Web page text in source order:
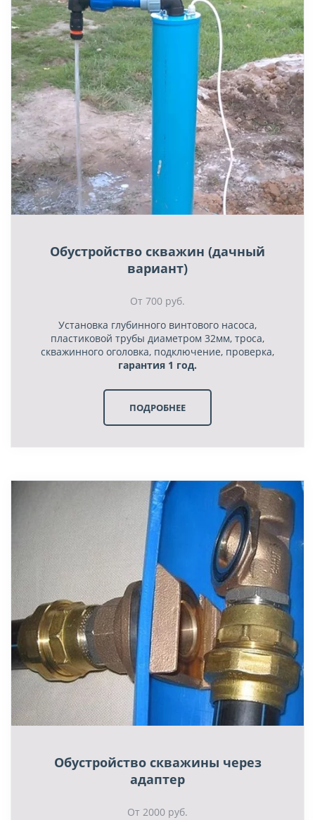
Обустройство скважин (дачный
вариант)
От 700 руб.
Установка глубинного винтового насоса,
пластиковой трубы диаметром 32мм, троса,
скважинного оголовка, подключение, проверка,
гарантия 1 год.
ПОДРОБНЕЕ
Обустройство скважины через
адаптер
От 2000 руб.